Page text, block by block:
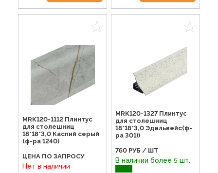
МRК120-1112 Плинтус
для столешниц
18*18*3,0 Каспий серый
(ф-ра 1240)
ЦЕНА ПО ЗАПРОСУ
Нет в наличии
МRК120-1327 Плинтус
для столешниц
18*18*3,0 Эдельвейс(ф-
ра 301))
760 РУБ / ШТ
В наличии более 5 шт.